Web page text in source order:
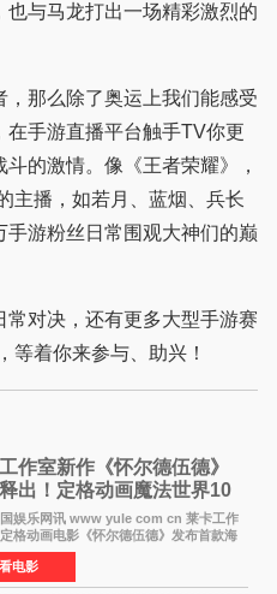
与马龙打出一场精彩激烈的
那么除了奥运上我们能感受
手游直播平台触手TV你更
的激情。像《王者荣耀》，
主播，如若月、蓝烟、兵长
游粉丝日常围观大神们的巅
对决，还有更多大型手游赛
等着你来参与、助兴！
作室新作《怀尔德伍德》
出！定格动画魔法世界10
乐网讯 www yule com cn 莱卡工作
格动画电影《怀尔德伍德》发布首款海
为找回弟弟走入黑暗、宏大的林中魔法
一场关于勇气与亲情的奇幻冒险即将展
片由特
看电影